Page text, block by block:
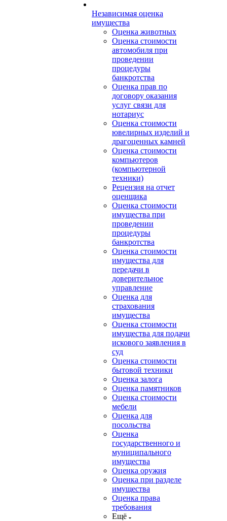
Независимая оценка
имущества
Оценка животных
Оценка стоимости
автомобиля при
проведении
процедуры
банкротства
Оценка прав по
договору оказания
услуг связи для
нотариус
Оценка стоимости
ювелирных изделий и
драгоценных камней
Оценка стоимости
компьютеров
(компьютерной
техники)
Рецензия на отчет
оценщика
Оценка стоимости
имущества при
проведении
процедуры
банкротства
Оценка стоимости
имущества для
передачи в
доверительное
управление
Оценка для
страхования
имущества
Оценка стоимости
имущества для подачи
искового заявления в
суд
Оценка стоимости
бытовой техники
Оценка залога
Оценка памятников
Оценка стоимости
мебели
Оценка для
посольства
Оценка
государственного и
муниципального
имущества
Оценка оружия
Оценка при разделе
имущества
Оценка права
требования
Ещё